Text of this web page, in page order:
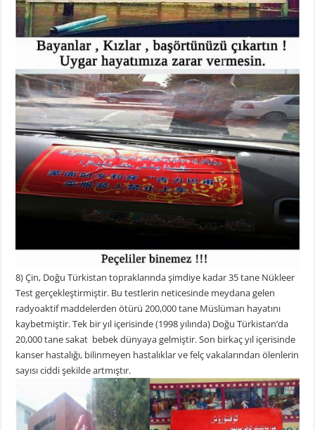
8) Çin, Doğu Türkistan topraklarında şimdiye kadar 35 tane Nükleer
Test gerçekleştirmiştir. Bu testlerin neticesinde meydana gelen
radyoaktif maddelerden ötürü 200,000 tane Müslüman hayatını
kaybetmiştir. Tek bir yıl içerisinde (1998 yılında) Doğu Türkistan’da
20,000 tane sakat bebek dünyaya gelmiştir. Son birkaç yıl içerisinde
kanser hastalığı, bilinmeyen hastalıklar ve felç vakalarından ölenlerin
sayısı ciddi şekilde artmıştır.